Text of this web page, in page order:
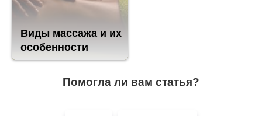
Виды массажа и их
особенности
Помогла ли вам статья?